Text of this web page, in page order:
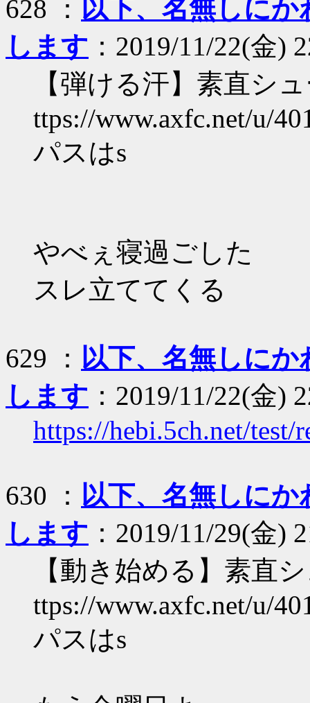
628 ： 以下、名無しに
します ：2019/11/22(金)
【弾ける汗】素直シ
ttps://www.axfc.net/u/
パスはs
やべぇ寝過ごした
スレ立ててくる
629 ： 以下、名無しに
します ：2019/11/22(金)
https://hebi.5ch.net/test/
630 ： 以下、名無しに
します ：2019/11/29(金)
【動き始める】素直
ttps://www.axfc.net/u/
パスはs